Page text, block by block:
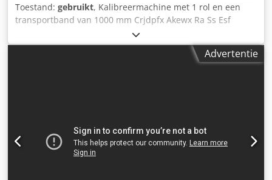
Toestand: gebruikt, Kalibreermachine met 1 rol en een
transportband van 1000 mm Crjdpfx Akewx Ra Ss Esf
Advertentie